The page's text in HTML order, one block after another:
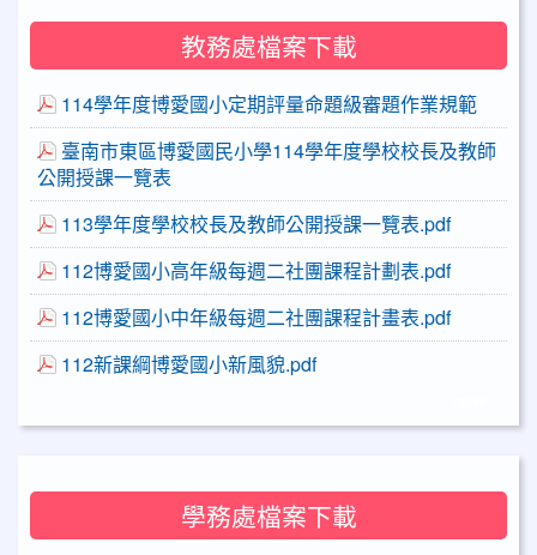
教務處檔案下載
114學年度博愛國小定期評量命題級審題作業規範
臺南市東區博愛國民小學114學年度學校校長及教師
公開授課一覽表
113學年度學校校長及教師公開授課一覽表.pdf
112博愛國小高年級每週二社團課程計劃表.pdf
112博愛國小中年級每週二社團課程計畫表.pdf
112新課綱博愛國小新風貌.pdf
學務處檔案下載